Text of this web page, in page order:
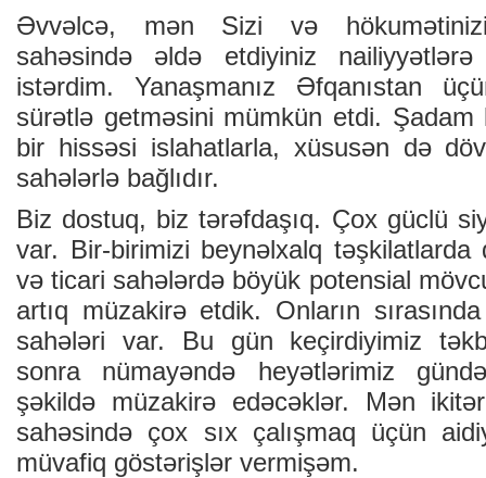
Əvvəlcə, mən Sizi və
sahəsində əldə etdiyiniz
istərdim. Yanaşmanız Əfqanıstan
sürətlə getməsini mümkün etdi. Şadam
bir hissəsi islahatlarla, xüsusən də
sahələrlə bağlıdır.
Biz dostuq, biz tərəfdaşıq. Çox güclü
var. Bir-birimizi beynəlxalq təşkilatlarda
və ticari sahələrdə böyük potensial
artıq müzakirə etdik. Onların
sahələri var. Bu gün keçirdiyimiz
sonra nümayəndə heyətlərimiz
şəkildə müzakirə edəcəklər. Mən
sahəsində çox sıx çalışmaq üçün
müvafiq göstərişlər vermişəm.